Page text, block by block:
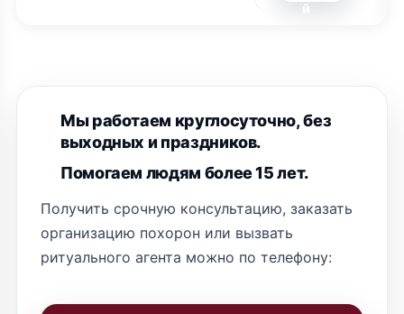
й
Мы работаем круглосуточно, без
выходных и праздников.
Помогаем людям более 15 лет.
Получить срочную консультацию, заказать
организацию похорон или вызвать
ритуального агента можно по телефону: